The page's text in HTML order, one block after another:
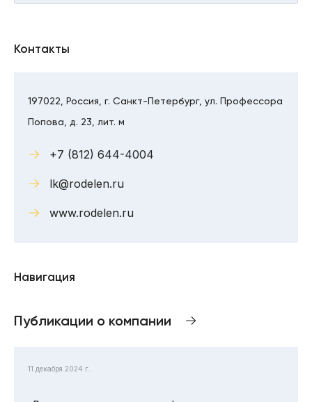
Контакты
197022, Россия, г. Санкт-Петербург, ул. Профессора
Попова, д. 23, лит. м
+7 (812) 644-4004
lk@rodelen.ru
www.rodelen.ru
Навигация
Публикации о компании
11 декабря 2024 г.